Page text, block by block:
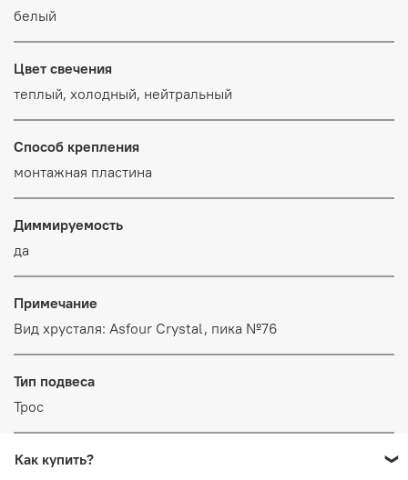
белый
Цвет свечения
теплый, холодный, нейтральный
Способ крепления
монтажная пластина
Диммируемость
да
Примечание
Вид хрусталя: Asfour Crystal, пика №76
Тип подвеса
Трос
Как купить?